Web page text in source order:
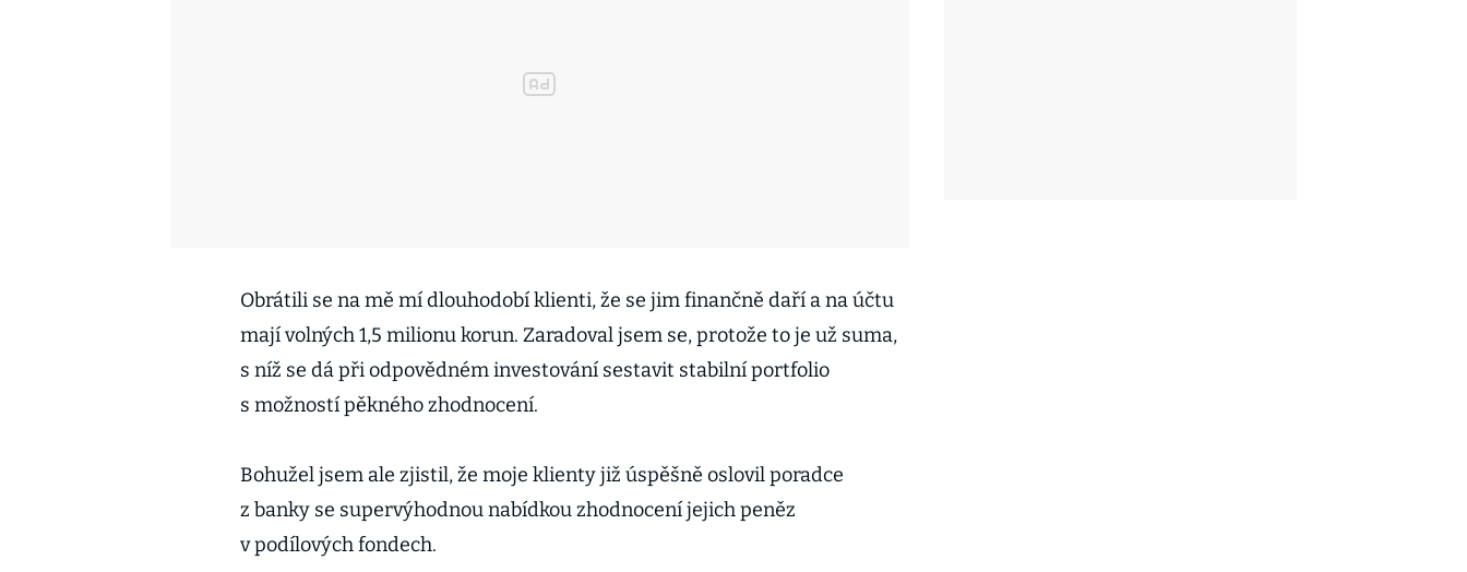
Obrátili se na mě mí dlouhodobí klienti, že se jim finančně daří a na účtu
mají volných 1,5 milionu korun. Zaradoval jsem se, protože to je už suma,
s níž se dá při odpovědném investování sestavit stabilní portfolio
s možností pěkného zhodnocení.
Bohužel jsem ale zjistil, že moje klienty již úspěšně oslovil poradce
z banky se supervýhodnou nabídkou zhodnocení jejich peněz
v podílových fondech.